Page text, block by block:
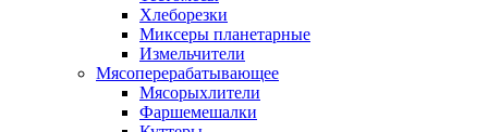
Хлеборезки
Миксеры планетарные
Измельчители
Мясоперерабатывающее
Мясорыхлители
Фаршемешалки